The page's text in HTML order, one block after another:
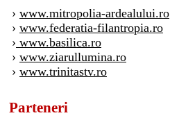
› www.mitropolia-ardealului.ro
› www.federatia-filantropia.ro
› www.basilica.ro
› www.ziarullumina.ro
› www.trinitastv.ro
Parteneri